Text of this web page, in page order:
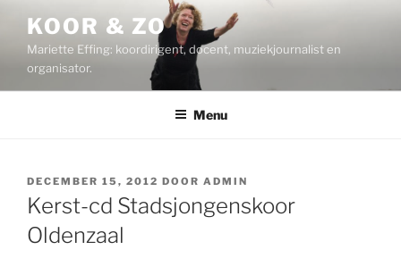
inhoud
KOOR & ZO
Mariette Effing: koordirigent, docent, muziekjournalist en
organisator.
Menu
GEPLAATST
OP
DECEMBER 15, 2012 DOOR ADMIN
Kerst-cd Stadsjongenskoor
Oldenzaal